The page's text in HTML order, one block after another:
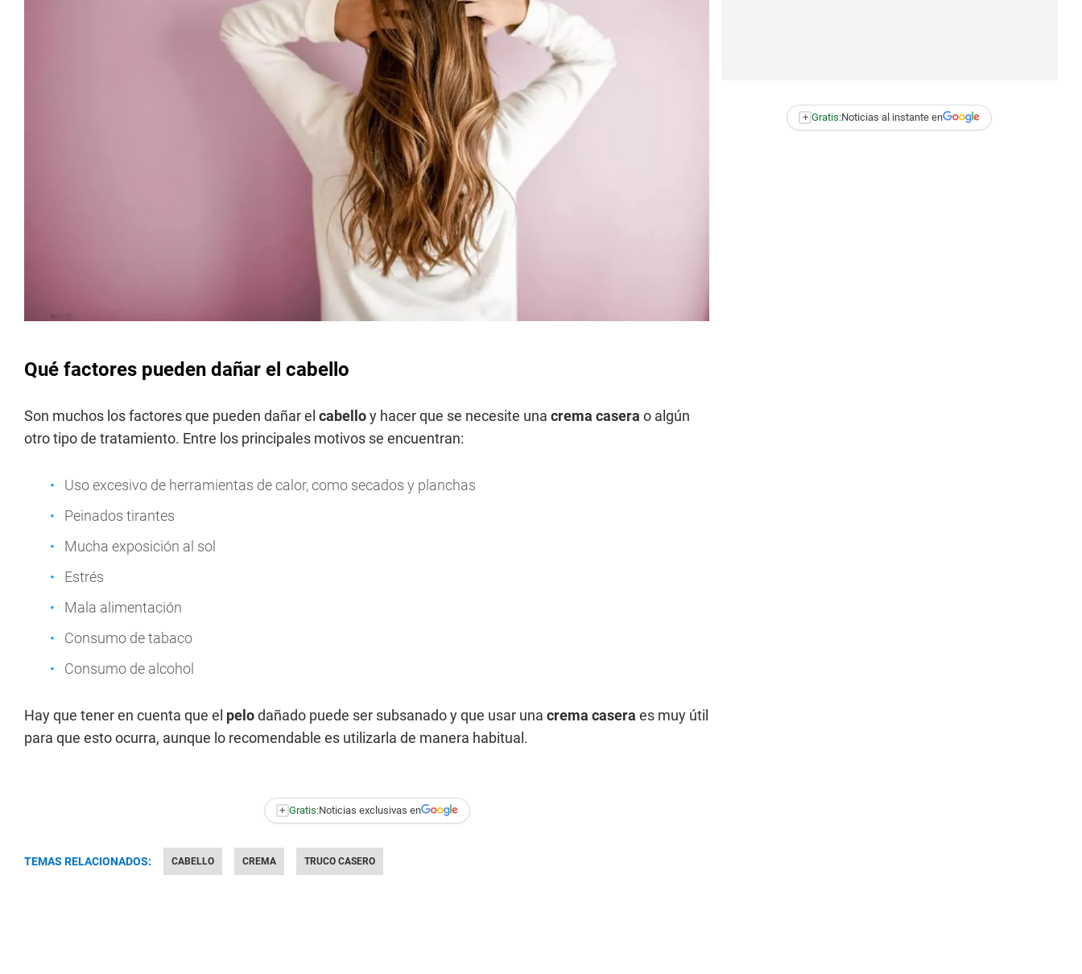
Qué factores pueden dañar el cabello
Son muchos los factores que pueden dañar el cabelloy hacer que se necesite una crema casera o algún
otro tipo de tratamiento. Entre los principales motivos se encuentran:
Uso excesivo de herramientas de calor, como secados y planchas
Peinados tirantes
Mucha exposición al sol
Estrés
Mala alimentación
Consumo de tabaco
Consumo de alcohol
Hay que tener en cuenta que el pelodañado puede ser subsanado y que usar una crema casera es muy útil
para que esto ocurra, aunque lo recomendable es utilizarla de manera habitual.
+ Gratis:Noticias exclusivas en
TEMAS RELACIONADOS: CABELLO CREMA TRUCO CASERO
+ Gratis:Noticias al instante en